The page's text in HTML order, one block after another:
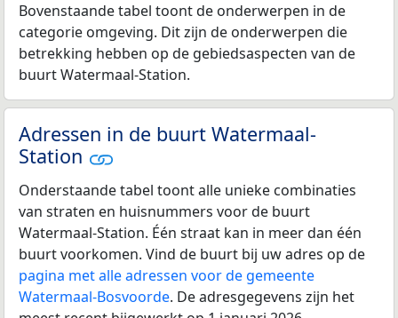
Bovenstaande tabel toont de onderwerpen in de
categorie omgeving. Dit zijn de onderwerpen die
betrekking hebben op de gebiedsaspecten van de
buurt Watermaal-Station.
Adressen in de buurt Watermaal-
Station
Onderstaande tabel toont alle unieke combinaties
van straten en huisnummers voor de buurt
Watermaal-Station. Één straat kan in meer dan één
buurt voorkomen. Vind de buurt bij uw adres op de
pagina met alle adressen voor de gemeente
Watermaal-Bosvoorde. De adresgegevens zijn het